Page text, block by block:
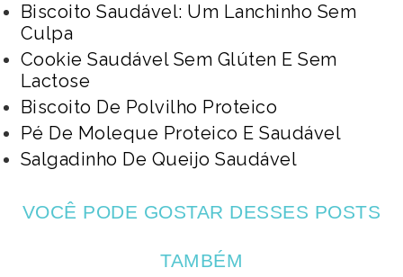
Biscoito Saudável: Um Lanchinho Sem
Culpa
Cookie Saudável Sem Glúten E Sem
Lactose
Biscoito De Polvilho Proteico
Pé De Moleque Proteico E Saudável
Salgadinho De Queijo Saudável
VOCÊ PODE GOSTAR DESSES POSTS
TAMBÉM